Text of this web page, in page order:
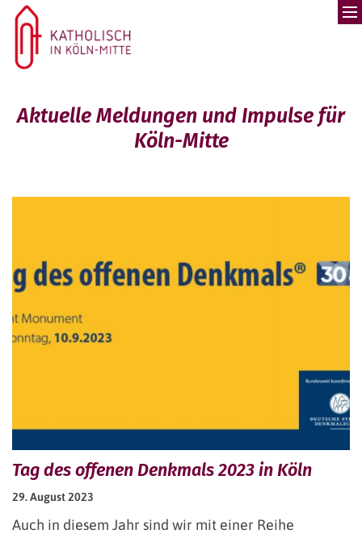
Zum Inhalt springen
Aktuelle Meldungen und Impulse für
Köln-Mitte
Tag des offenen Denkmals 2023 in Köln
29. August 2023
Auch in diesem Jahr sind wir mit einer Reihe